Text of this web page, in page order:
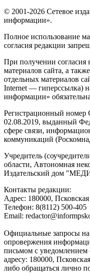
© 2001-2026 Сетевое
информации».
Полное использование
согласия редакции
При получении согласия
материалов сайта, а
отдельных материалов
Internet — гиперссылка)
информации»
Регистрационный
02.08.2019, выданный
сфере связи,
коммуникаций
Учредитель
области, Автономная
Издательский дом
Контакты редакции:
Адреc: 180000,
Телефон: 8(8112) 500-405
Email:
Официальные запросы
опровержения
письмом с уведомлением
адресу: 180000,
либо обращаться лично